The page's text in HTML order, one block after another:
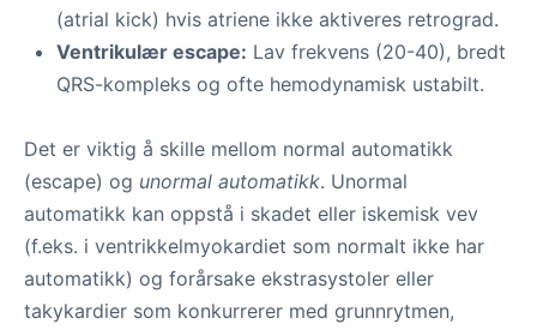
(atrial kick) hvis atriene ikke aktiveres retrograd.
Ventrikulær escape: Lav frekvens (20-40), bredt
QRS-kompleks og ofte hemodynamisk ustabilt.
Det er viktig å skille mellom normal automatikk
(escape) og unormal automatikk. Unormal
automatikk kan oppstå i skadet eller iskemisk vev
(f.eks. i ventrikkelmyokardiet som normalt ikke har
automatikk) og forårsake ekstrasystoler eller
takykardier som konkurrerer med grunnrytmen,